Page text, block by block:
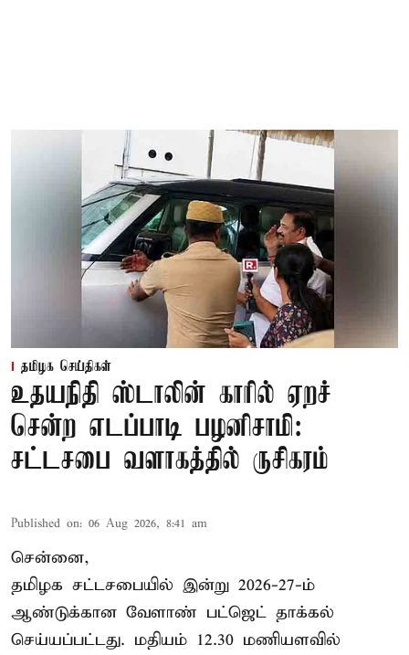
தமிழக செய்திகள்
உதயநிதி ஸ்டாலின் காரில் ஏறச்
சென்ற எடப்பாடி பழனிசாமி:
சட்டசபை வளாகத்தில் ருசிகரம்
Published on: 06 Aug 2026, 8:41 am
சென்னை,
தமிழக சட்டசபையில் இன்று 2026-27-ம்
ஆண்டுக்கான வேளாண் பட்ஜெட் தாக்கல்
செய்யப்பட்டது. மதியம் 12.30 மணியளவில்